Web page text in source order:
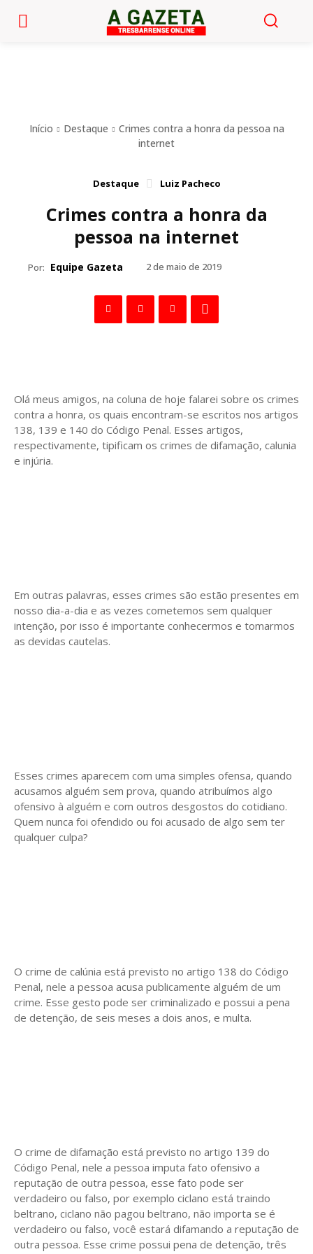
Início Destaque
Crimes contra a honra da pessoa na
internet
Destaque Luiz Pacheco
Crimes contra a honra da
pessoa na internet
Por: Equipe Gazeta 2 de maio de 2019
Olá meus amigos, na coluna de hoje falarei sobre os crimes
contra a honra, os quais encontram-se escritos nos artigos
138, 139 e 140 do Código Penal. Esses artigos,
respectivamente, tipificam os crimes de difamação, calunia
e injúria.
Em outras palavras, esses crimes são estão presentes em
nosso dia-a-dia e as vezes cometemos sem qualquer
intenção, por isso é importante conhecermos e tomarmos
as devidas cautelas.
Esses crimes aparecem com uma simples ofensa, quando
acusamos alguém sem prova, quando atribuímos algo
ofensivo à alguém e com outros desgostos do cotidiano.
Quem nunca foi ofendido ou foi acusado de algo sem ter
qualquer culpa?
O crime de calúnia está previsto no artigo 138 do Código
Penal, nele a pessoa acusa publicamente alguém de um
crime. Esse gesto pode ser criminalizado e possui a pena
de detenção, de seis meses a dois anos, e multa.
O crime de difamação está previsto no artigo 139 do
Código Penal, nele a pessoa imputa fato ofensivo a
reputação de outra pessoa, esse fato pode ser
verdadeiro ou falso, por exemplo ciclano está traindo
beltrano, ciclano não pagou beltrano, não importa se é
verdadeiro ou falso, você estará difamando a reputação de
outra pessoa. Esse crime possui pena de detenção, três